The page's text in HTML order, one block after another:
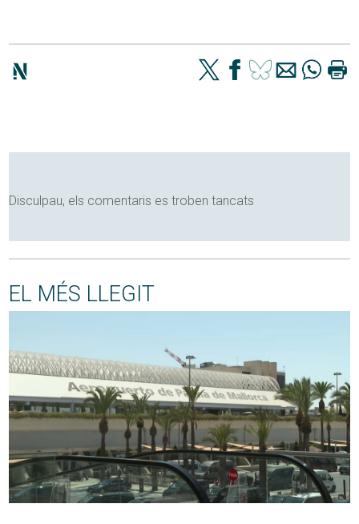
Disculpau, els comentaris es troben tancats
EL MÉS LLEGIT